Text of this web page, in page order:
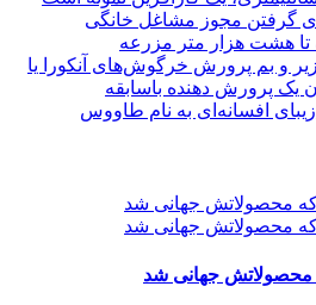
گرفتن مجوز مشاغل خانگی
تا هشت هزار متر مزرعه
زیر و بم پرورش خرگوش‌های آنکورا یا
یک پرورش دهنده باسابقه
افسانه‌ای به نام طاووس
محصولاتش جهانی شد